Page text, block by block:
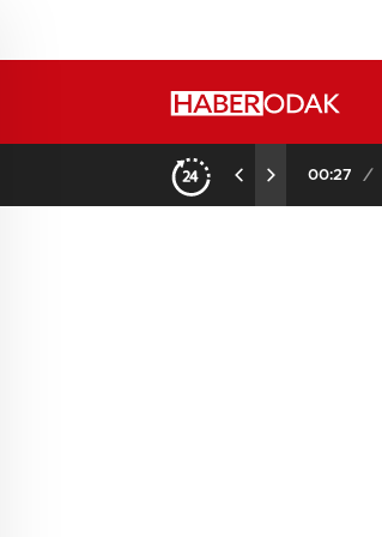
14:59 /